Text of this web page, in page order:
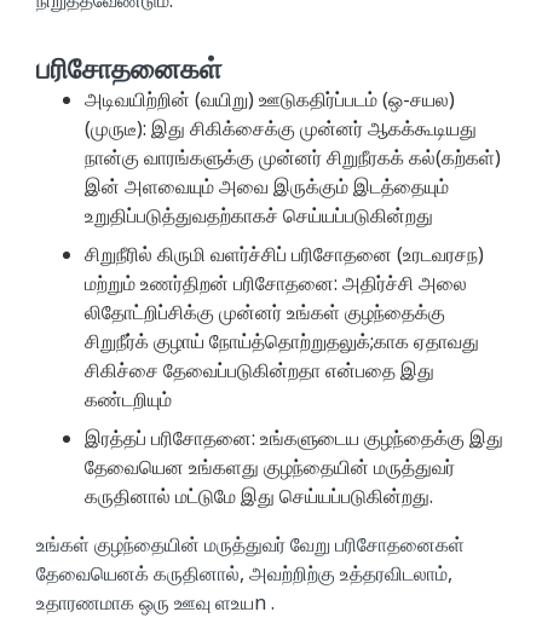
பரிசோதனைகள்
அடிவயிற்றின் (வயிறு) ஊடுகதிர்ப்படம் (ஒ-சயல)
(முருடீ): இது சிகிக்சைக்கு முன்னர் ஆகக்கூடியது
நான்கு வாரங்களுக்கு முன்னர் சிறுநீரகக் கல்(கற்கள்)
இன் அளவையும் அவை இருக்கும் இடத்தையும்
உறுதிப்படுத்துவதற்காகச் செய்யப்படுகின்றது
சிறுநீரில் கிருமி வளர்ச்சிப் பரிசோதனை (உரடவரசந)
மற்றும் உணர்திறன் பரிசோதனை: அதிர்ச்சி அலை
லிதோட்றிப்சிக்கு முன்னர் உங்கள் குழந்தைக்கு
சிறுநீர்க் குழாய் நோய்த்தொற்றுதலுக்;காக ஏதாவது
சிகிச்சை தேவைப்படுகின்றதா என்பதை இது
கண்டறியும்
இரத்தப் பரிசோதனை: உங்களுடைய குழந்தைக்கு இது
தேவையென உங்களது குழந்தையின் மருத்துவர்
கருதினால் மட்டுமே இது செய்யப்படுகின்றது.
உங்கள் குழந்தையின் மருத்துவர் வேறு பரிசோதனைகள்
தேவையெனக் கருதினால், அவற்றிற்கு உத்தரவிடலாம்,
உதாரணமாக ஒரு ஊவு ளஉயn .